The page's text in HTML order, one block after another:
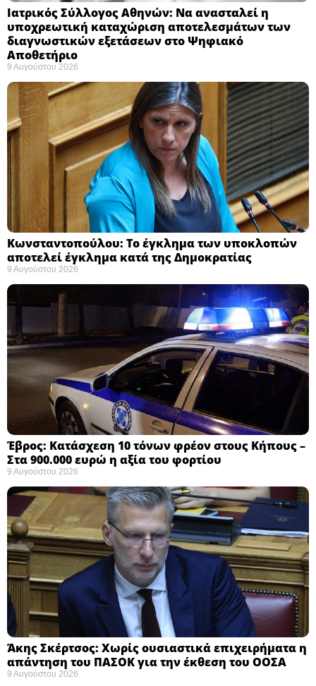
Ιατρικός Σύλλογος Αθηνών: Να ανασταλεί η
υποχρεωτική καταχώριση αποτελεσμάτων των
διαγνωστικών εξετάσεων στο Ψηφιακό
Αποθετήριο ​
9 Αυγούστου 2026
Κωνσταντοπούλου: Το έγκλημα των υποκλοπών
αποτελεί έγκλημα κατά της Δημοκρατίας ​
9 Αυγούστου 2026
Έβρος: Κατάσχεση 10 τόνων φρέον στους Κήπους –
Στα 900.000 ευρώ η αξία του φορτίου ​
9 Αυγούστου 2026
Άκης Σκέρτσος: Χωρίς ουσιαστικά επιχειρήματα η
απάντηση του ΠΑΣΟΚ για την έκθεση του ΟΟΣΑ ​
9 Αυγούστου 2026